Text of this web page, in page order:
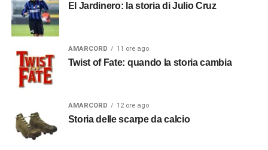
El Jardinero: la storia di Julio Cruz
AMARCORD 11 ore ago
Twist of Fate: quando la storia cambia
AMARCORD 12 ore ago
Storia delle scarpe da calcio